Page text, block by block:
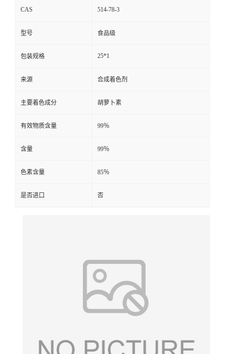
CAS 514-78-3
型号 食品级
包装规格 25*1
来源 合成着色剂
主要着色成分 胡萝卜素
有效物质含量 99％
含量 99％
色素含量 85％
是否进口 否